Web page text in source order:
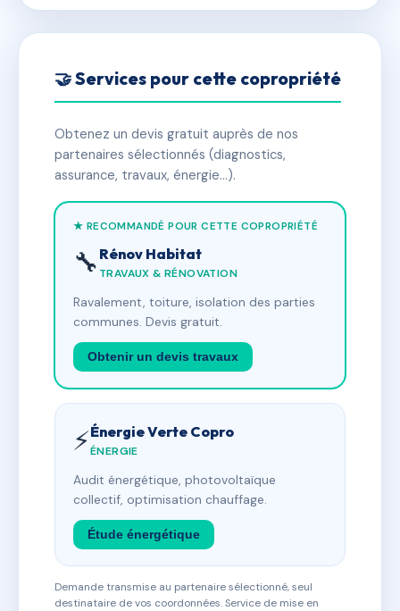
🤝 Services pour cette copropriété
Obtenez un devis gratuit auprès de nos
partenaires sélectionnés (diagnostics,
assurance, travaux, énergie…).
★ RECOMMANDÉ POUR CETTE COPROPRIÉTÉ
🔧 Rénov Habitat
TRAVAUX & RÉNOVATION
Ravalement, toiture, isolation des parties
communes. Devis gratuit.
Obtenir un devis travaux
⚡Énergie Verte Copro
ÉNERGIE
Audit énergétique, photovoltaïque
collectif, optimisation chauffage.
Étude énergétique
Demande transmise au partenaire sélectionné, seul
destinataire de vos coordonnées. Service de mise en